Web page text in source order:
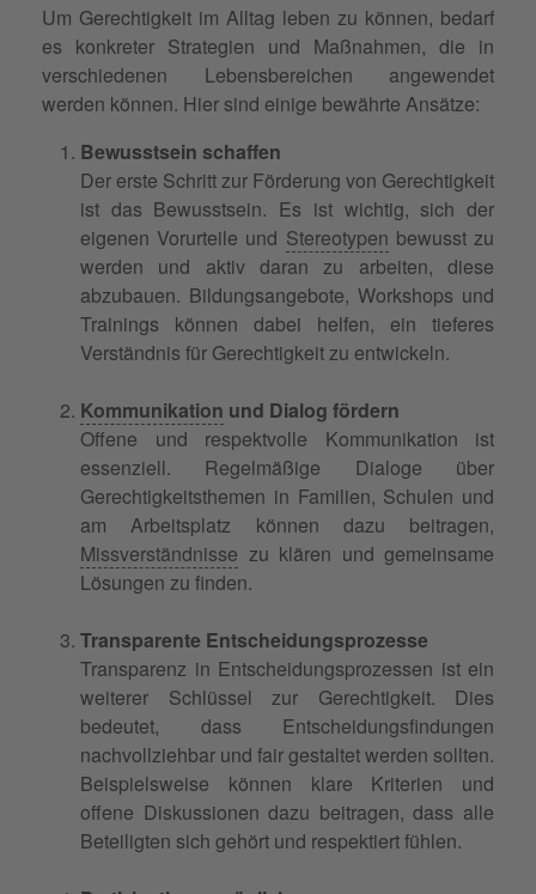
Um Gerechtigkeit im Alltag leben zu können, bedarf
es konkreter Strategien und Maßnahmen, die in
verschiedenen Lebensbereichen angewendet
werden können. Hier sind einige bewährte Ansätze:
Bewusstsein schaffen
Der erste Schritt zur Förderung von Gerechtigkeit
ist das Bewusstsein. Es ist wichtig, sich der
eigenen Vorurteile und Stereotypen bewusst zu
werden und aktiv daran zu arbeiten, diese
abzubauen. Bildungsangebote, Workshops und
Trainings können dabei helfen, ein tieferes
Verständnis für Gerechtigkeit zu entwickeln.
Kommunikation und Dialog fördern
Offene und respektvolle Kommunikation ist
essenziell. Regelmäßige Dialoge über
Gerechtigkeitsthemen in Familien, Schulen und
am Arbeitsplatz können dazu beitragen,
Missverständnisse zu klären und gemeinsame
Lösungen zu finden.
Transparente Entscheidungsprozesse
Transparenz in Entscheidungsprozessen ist ein
weiterer Schlüssel zur Gerechtigkeit. Dies
bedeutet, dass Entscheidungsfindungen
nachvollziehbar und fair gestaltet werden sollten.
Beispielsweise können klare Kriterien und
offene Diskussionen dazu beitragen, dass alle
Beteiligten sich gehört und respektiert fühlen.